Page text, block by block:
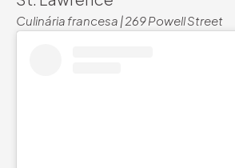
Culinária francesa | 269 Powell Street